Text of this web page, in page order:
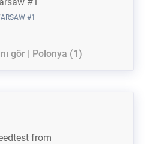
#1
gör | Polonya (1)